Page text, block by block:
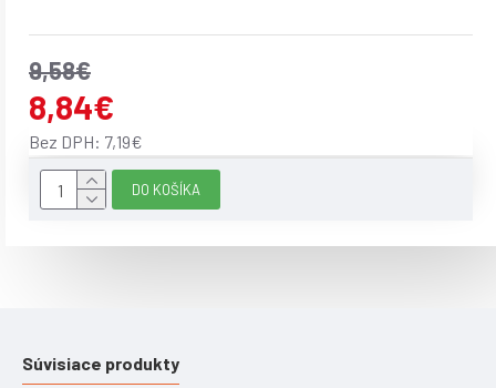
8,84€
9,58€
Bez DPH: 7,19€
DO KOŠÍKA
Súvisiace produkty